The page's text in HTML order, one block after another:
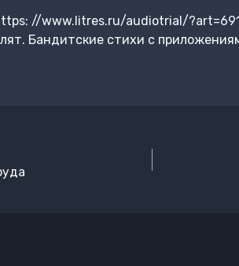
//www.litres.ru/audiotrial/
Бандитские стихи с